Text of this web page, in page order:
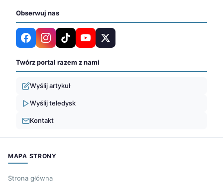
Obserwuj nas
Twórz portal razem z nami
Wyślij artykuł
Wyślij teledysk
Kontakt
MAPA STRONY
Strona główna